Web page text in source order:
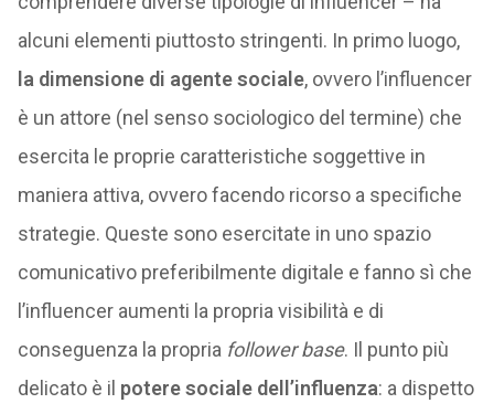
alcuni elementi piuttosto stringenti. In primo luogo,
la dimensione di agente sociale, ovvero l’influencer
è un attore (nel senso sociologico del termine) che
esercita le proprie caratteristiche soggettive in
maniera attiva, ovvero facendo ricorso a specifiche
strategie. Queste sono esercitate in uno spazio
comunicativo preferibilmente digitale e fanno sì che
l’influencer aumenti la propria visibilità e di
conseguenza la propria follower base. Il punto più
delicato è il potere sociale dell’influenza: a dispetto